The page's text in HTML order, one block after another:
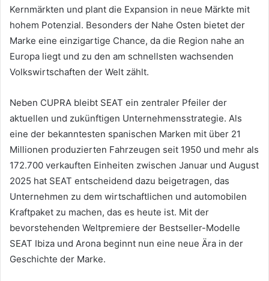
Kernmärkten und plant die Expansion in neue Märkte mit
hohem Potenzial. Besonders der Nahe Osten bietet der
Marke eine einzigartige Chance, da die Region nahe an
Europa liegt und zu den am schnellsten wachsenden
Volkswirtschaften der Welt zählt.
Neben CUPRA bleibt SEAT ein zentraler Pfeiler der
aktuellen und zukünftigen Unternehmensstrategie. Als
eine der bekanntesten spanischen Marken mit über 21
Millionen produzierten Fahrzeugen seit 1950 und mehr als
172.700 verkauften Einheiten zwischen Januar und August
2025 hat SEAT entscheidend dazu beigetragen, das
Unternehmen zu dem wirtschaftlichen und automobilen
Kraftpaket zu machen, das es heute ist. Mit der
bevorstehenden Weltpremiere der Bestseller-Modelle
SEAT Ibiza und Arona beginnt nun eine neue Ära in der
Geschichte der Marke.